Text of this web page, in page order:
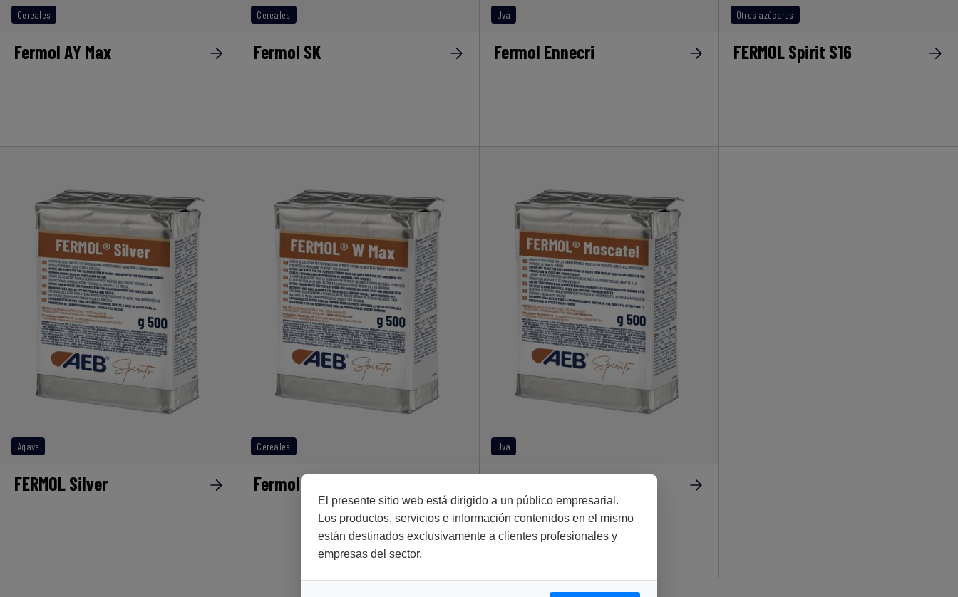
El presente sitio web está dirigido a un público empresarial.
Los productos, servicios e información contenidos en el mismo
están destinados exclusivamente a clientes profesionales y
empresas del sector.
Cereales
Fermol AY Max
Cereales
Fermol SK
Uva
Fermol Ennecri
Otros azúcares
FERMOL Spirit S16
Agave
FERMOL Silver
Cereales
Fermol W Max
Uva